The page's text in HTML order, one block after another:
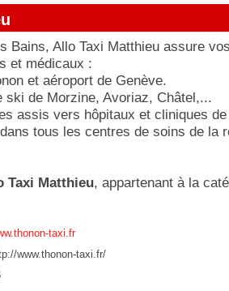
Bains, Allo Taxi Matthieu assure
et médicaux :
et aéroport de Genève.
ski de Morzine, Avoriaz, Châtel,...
assis vers hôpitaux et cliniques de
tous les centres de soins de la
Taxi Matthieu, appartenant à la
taxi.fr
www.thonon-taxi.fr/